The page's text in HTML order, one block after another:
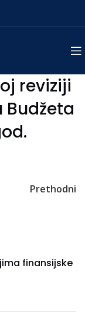
reviziji
Budžeta
Prethodni
finansijske